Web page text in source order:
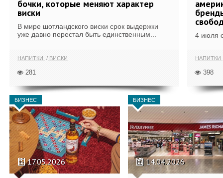
бочки, которые меняют характер
виски
В мире шотландского виски срок выдержки
уже давно перестал быть единственным...
НАПИТКИ ВИСКИ
281
4 июля
НАПИТКИ
398
БИЗНЕС
17.05.2026
БИЗНЕС
14.04.2026